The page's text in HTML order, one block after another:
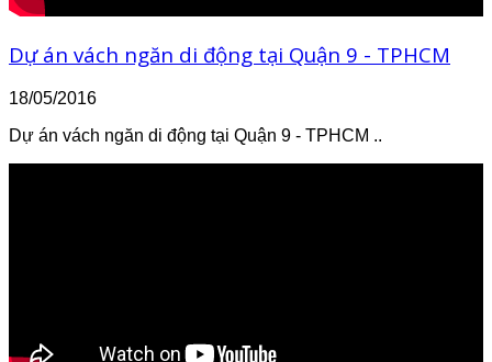
Dự án vách ngăn di động tại Quận 9 - TPHCM
18/05/2016
Dự án vách ngăn di động tại Quận 9 - TPHCM ..